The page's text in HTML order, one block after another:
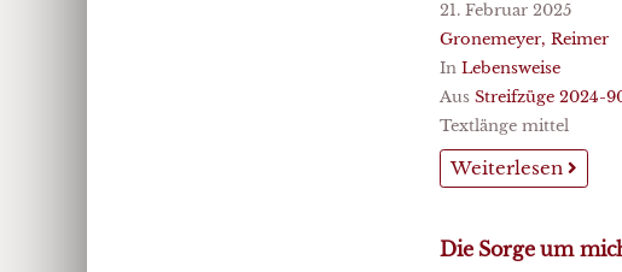
21. Februar 2025
Gronemeyer, Reimer
In Lebensweise
Aus Streifzüge 2024-
Textlänge mittel
Weiterlesen
Die Sorge um